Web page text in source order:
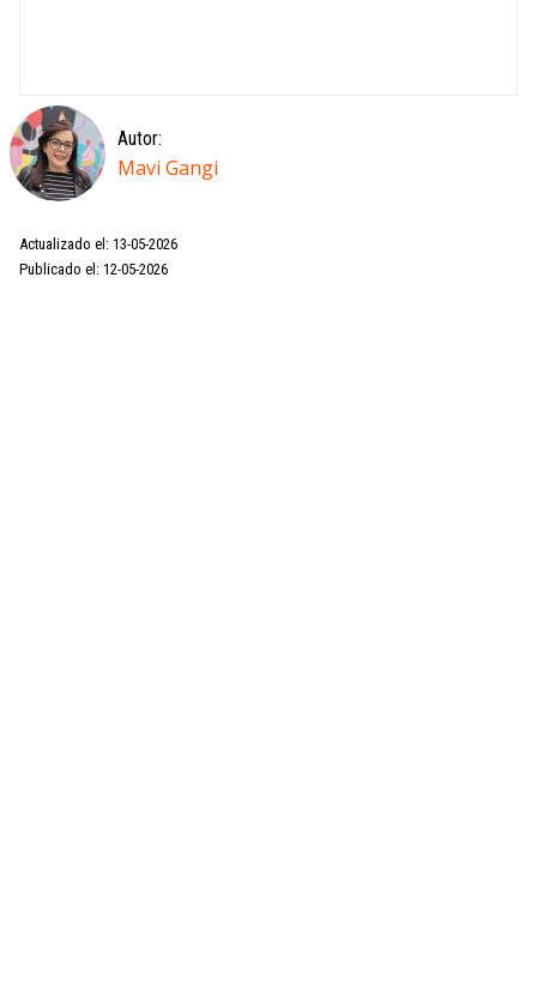
Autor:
Mavi Gangi
Actualizado el: 13-05-2026
Publicado el: 12-05-2026